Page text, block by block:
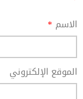
الاسم *
الموقع الإلكتروني